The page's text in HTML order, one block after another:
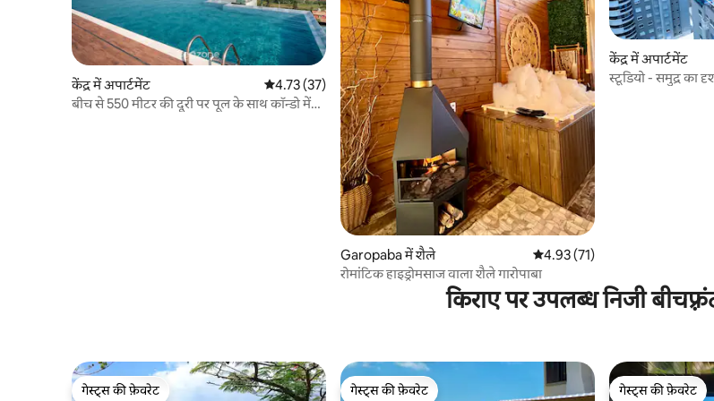
केंद्र में अपार्टमेंट औसत रेटिंग 5 में से 4.73, 37 समीक्षाएँ
4.73 (37)
बीच से 550 मीटर की दूरी पर पूल के साथ कॉन्डो में
Garopaba में शैले औसत रेटिंग 5 में से 4.93, 71 समीक्षाएँ
4.93 (71)
रोमांटिक हाइड्रोमसाज वाला शैले गारोपाबा
केंद्र में अपार्टमेंट
स्टूडियो - समुद्र का
किराए पर उपलब्ध निजी
गेस्ट्स की फ़ेवरेट गेस्ट्स की फ़ेवरेट गेस्ट्स की फ़ेवरेट